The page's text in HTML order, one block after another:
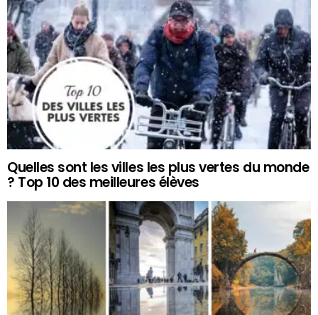
Quelles sont les villes les plus vertes du monde
? Top 10 des meilleures élèves